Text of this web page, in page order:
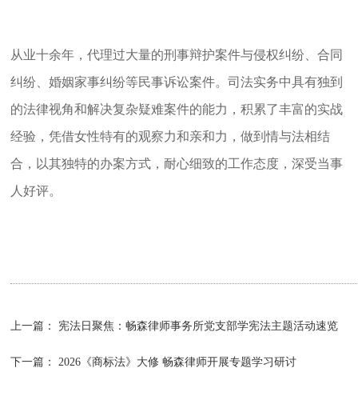
从业十余年，代理过大量的刑事辩护案件与侵权纠纷、合同
纠纷、婚姻家事纠纷等民事诉讼案件。司法实务中具有独到
的法律视角和解决复杂疑难案件的能力，积累了丰富的实战
经验，凭借女性特有的观察力和亲和力，做到情与法相结
合，以其独特的办案方式，耐心细致的工作态度，深受当事
人好评。
上一篇： 宪法日聚焦：畅森律师事务所党支部学宪法主题活动速览
下一篇：2026《商标法》大修 畅森律师开展专题学习研讨